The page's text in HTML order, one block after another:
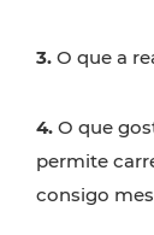
3. O que a
4. O que
permite
consigo